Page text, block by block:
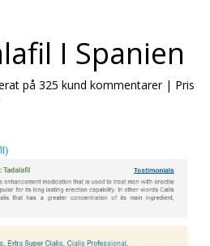
I Spanien
på 325 kund kommentarer| Pris